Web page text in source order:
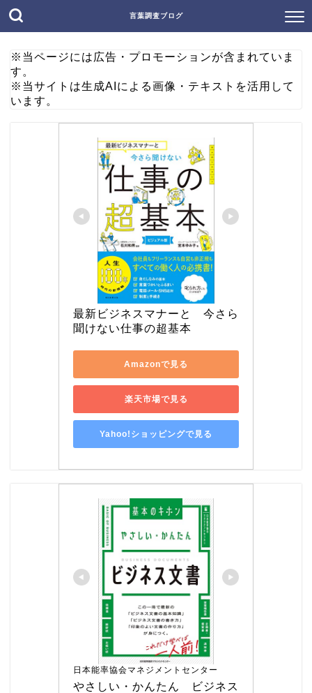
言葉調査ブログ
※当ページには広告・プロモーションが含まれていま
す。
※当サイトは生成AIによる画像・テキストを活用して
います。
最新ビジネスマナーと　今さら
聞けない仕事の超基本
Amazonで見る
楽天市場で見る
Yahoo!ショッピングで見る
日本能率協会マネジメントセンター
やさしい・かんたん　ビジネス